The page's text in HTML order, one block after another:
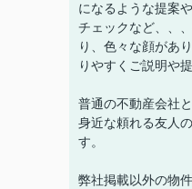
になるような提案
チェックなど、、
り、色々な顔があ
りやすくご説明や
普通の不動産会社
身近な頼れる友人
す。
弊社掲載以外の物